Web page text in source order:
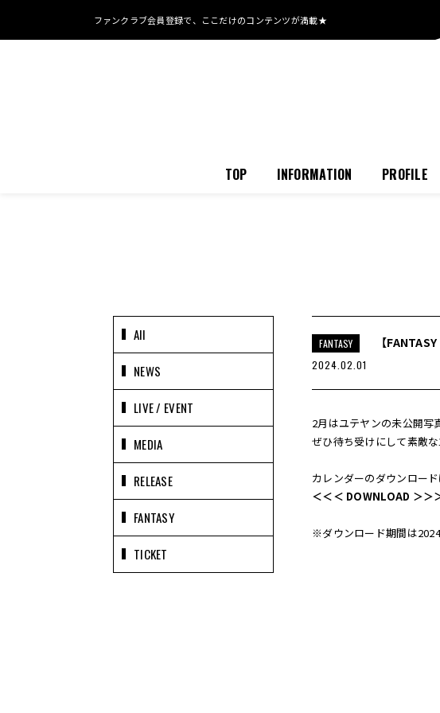
ファンクラブ会員登録で、 ここだけのコンテンツが満載★
TOP INFORMATION PROFILE
All
NEWS
LIVE / EVENT
MEDIA
RELEASE
FANTASY
TICKET
FANTASY
2024.02.01
【
2月はユテヤンの未公開写
ぜひ待ち受けにして素敵
カレンダーのダウンロー
＜＜＜ DOWNLOAD ＞＞
※ダウンロード期間は